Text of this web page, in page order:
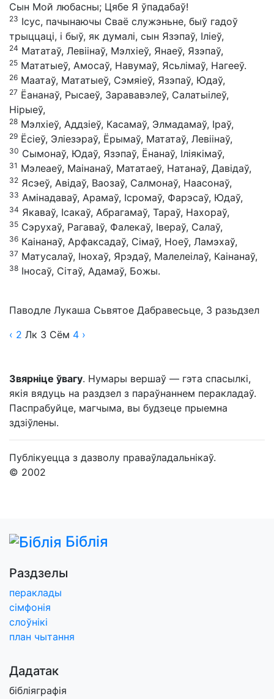
Сын Мой любасны; Цябе Я ўпадабаў!
23 Ісус, пачынаючы Сваё служэньне, быў гадоў
трыццаці, і быў, як думалі, сын Язэпаў, Іліеў,
24 Мататаў, Левіінаў, Мэлхіеў, Янаеў, Язэпаў,
25 Мататыеў, Амосаў, Навумаў, Ясьлімаў, Нагееў.
26 Маатаў, Мататыеў, Сэмяіеў, Язэпаў, Юдаў,
27 Ёананаў, Рысаеў, Зарававэлеў, Салатыілеў,
Нірыеў,
28 Мэлхіеў, Аддзіеў, Касамаў, Элмадамаў, Іраў,
29 Ёсіеў, Эліезэраў, Ёрымаў, Мататаў, Левіінаў,
30 Сымонаў, Юдаў, Язэпаў, Ёнанаў, Іліякімаў,
31 Мэлеаеў, Маінанаў, Мататаеў, Натанаў, Давідаў,
32 Ясэеў, Авідаў, Ваозаў, Салмонаў, Наасонаў,
33 Амінадаваў, Арамаў, Ісромаў, Фарэсаў, Юдаў,
34 Якаваў, Ісакаў, Абрагамаў, Тараў, Нахораў,
35 Сэрухаў, Рагаваў, Фалекаў, Івераў, Салаў,
36 Каінанаў, Арфаксадаў, Сімаў, Ноеў, Ламэхаў,
37 Матусалаў, Інохаў, Ярэдаў, Малелеілаў, Каінанаў,
38 Іносаў, Сітаў, Адамаў, Божы.
Паводле Лукаша Сьвятое Дабравесьце, 3 разьдзел
‹ 2 Лк 3 Сём 4 ›
Звярніце ўвагу. Нумары вершаў — гэта спасылкі,
якія вядуць на раздзел з параўнаннем перакладаў.
Паспрабуйце, магчыма, вы будзеце прыемна
здзіўлены.
Публікуецца з дазволу праваўладальнікаў.
© 2002
Біблія
Раздзелы
пераклады
сімфонія
слоўнікі
план чытання
Дадатак
бібліяграфія